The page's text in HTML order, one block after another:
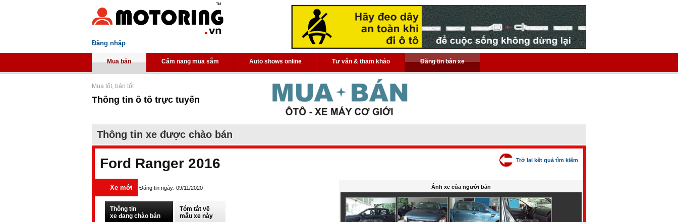
Đăng nhập
Mua bán Cẩm nang mua sắm Auto shows online Tư vấn & tham khảo Đăng tin bán xe
Mua tốt, bán tốt
Thông tin ô tô trực tuyến
Thông tin xe được chào bán
Ford Ranger 2016
Xe mới Đăng tin ngày: 09/11/2020
Thông tin
xe đang chào bán
Tóm tắt về
mẫu xe này
Trở lại kết quả tìm kiếm
Ảnh xe của người bán